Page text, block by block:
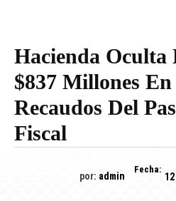
Hacienda Oculta
$837 Millones
Recaudos Del
Fiscal
por: admin
Fecha: